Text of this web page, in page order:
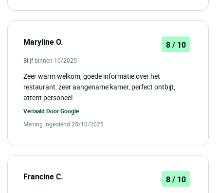
Maryline O. 8 / 10
Blijf binnen 10/2025
Zeer warm welkom, goede informatie over het
restaurant, zeer aangename kamer, perfect ontbijt,
attent personeel
Vertaald DoorGoogle
Mening ingediend 25/10/2025
Francine C. 8 / 10